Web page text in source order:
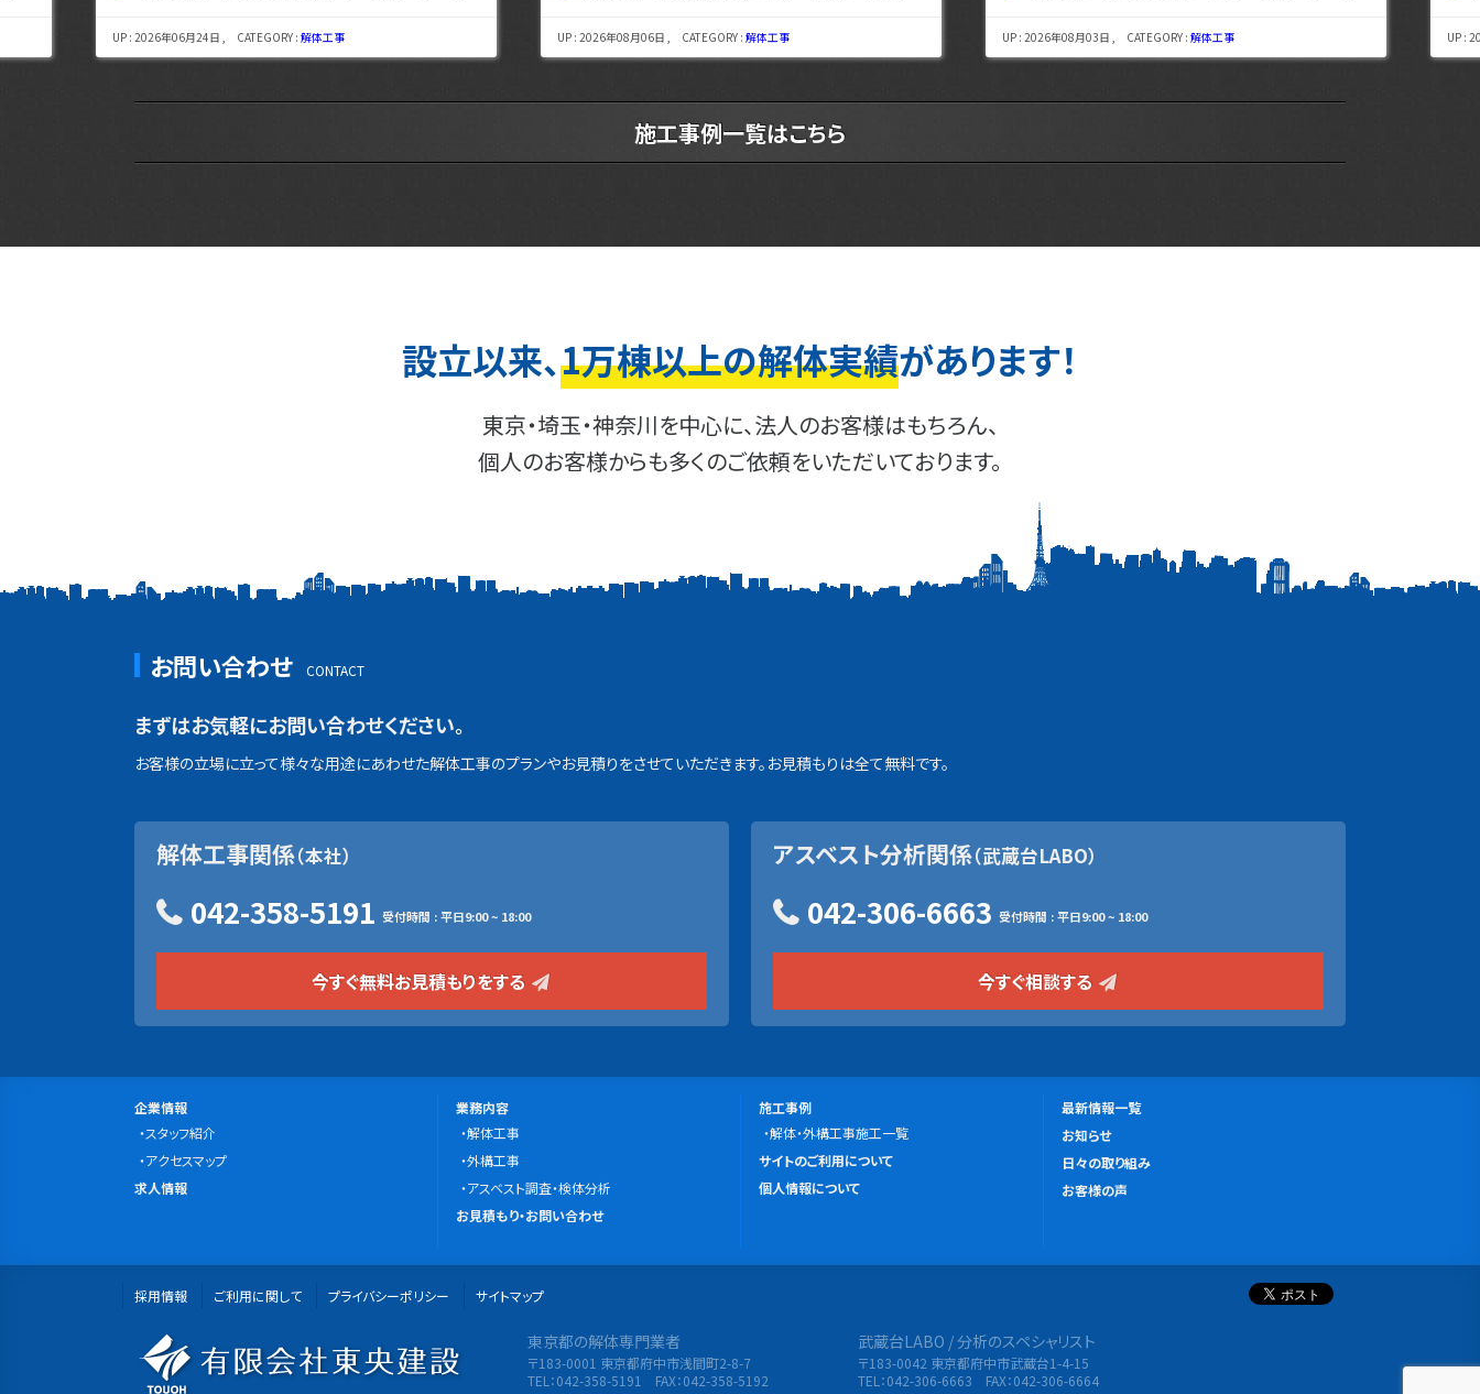
UP : 2026年08月06日 , CATEGORY :解体工事 UP : 2026年08月03日 , CATEGORY :解体工事 UP : 2026年07月29日 , CATEGORY :解体工事 UP :
施工事例一覧はこちら
設立以来、1万棟以上の解体実績があります！
東京・埼玉・神奈川を中心に、法人のお客様はもちろん、
個人のお客様からも多くのご依頼をいただいております。
お問い合わせ
まずはお気軽にお問い合わせください。
お客様の立場に立って様々な用途にあわせた解体工事のプランやお見積りをさせていただきます。お見積もりは全て無料です。
解体工事関係（本社）
042-358-5191 受付時間 : 平日9:00 ~ 18:00
今すぐ無料お見積もりをする
アスベスト分析関係（武蔵台LABO）
042-306-6663 受付時間 : 平日9:00 ~ 18:00
今すぐ相談する
サ
イ
ト
会
社
案
内
企業情報
スタッフ紹介
アクセスマップ
求
報
求人情報
事
業
内
容
業務内容
解体工事
外構工事
アスベスト調査・検体分析
無
お
も
り・
お見積もり・お問い合わせ
施
工
事
例
施工事例
解体・外構工事施工一覧
こ
の
ト
て
サイトのご利用について
個人情報について
更
新
情
報
最新情報一覧
お知らせ
日々の取り組み
お客様の声
採用情報 ご利用に関して プライバシーポリシー サイトマップ
有限会社 東央建設
東京都の解体専門業者
〒183-0001 東京都府中市浅間町2-8-7
TEL：042-358-5191 FAX：042-358-5192
武蔵台LABO / 分析のスペシャリスト
〒183-0042 東京都府中市武蔵台1-4-15
TEL：042-306-6663 FAX：042-306-6664